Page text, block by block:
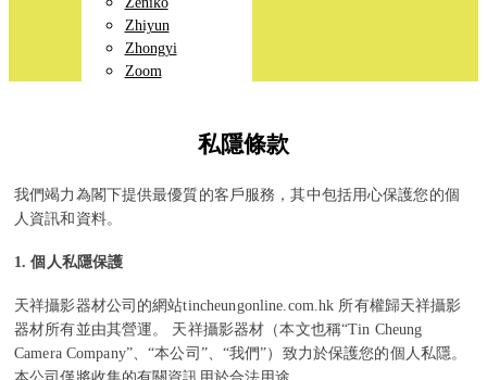
Zhiyun
Zhongyi
Zoom
私隱條款
我們竭力為閣下提供最優質的客戶服務，其中包括用心保護您的個
人資訊和資料。
1.個人私隱保護
天祥攝影器材公司的網站tincheungonline.com.hk 所有權歸天祥攝影
器材所有並由其營運。 天祥攝影器材（本文也稱“Tin Cheung
Camera Company”、“本公司”、“我們”）致力於保護您的個人私隱。